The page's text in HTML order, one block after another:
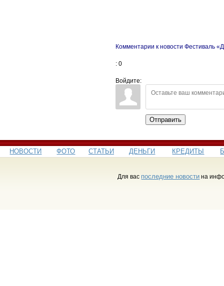
Комментарии к новости Фестиваль
: 0
Войдите:
Отправить
НОВОСТИ ФОТО СТАТЬИ ДЕНЬГИ КРЕДИТЫ
Для вас последние новости на